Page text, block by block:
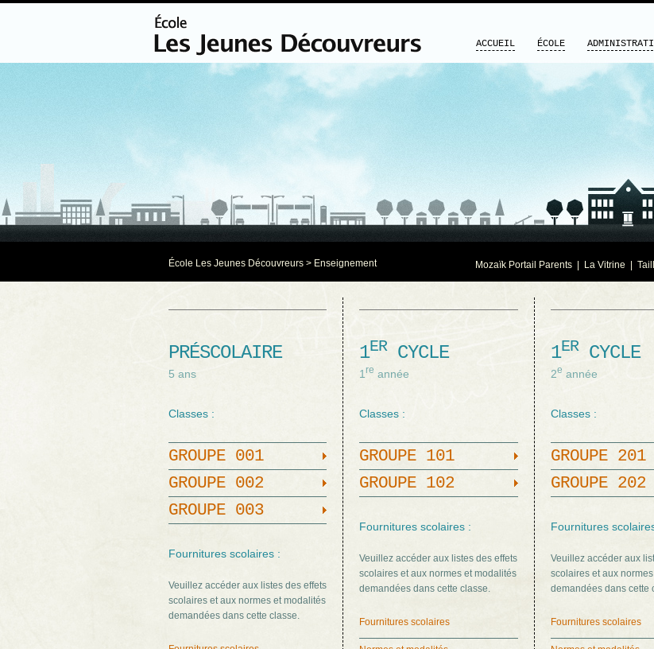
ACCUEIL ÉCOLE
École Les Jeunes Découvreurs > Enseignement Mozaïk Portail Parents La Vitrine |
PRÉSCOLAIRE
5 ans
Classes :
GROUPE 001
GROUPE 002
GROUPE 003
Fournitures scolaires :
Veuillez accéder aux listes des effets
scolaires et aux normes et modalités
demandées dans cette classe.
1ERCYCLE
1 re année
Classes :
GROUPE 101
GROUPE 102
Fournitures scolaires :
Veuillez accéder aux listes des effets
scolaires et aux normes et modalités
demandées dans cette classe.
Fournitures scolaires
1ERCYCLE
2e année
Classes :
GROUPE 201
GROUPE 202
Fournitures
Veuillez accéder aux
scolaires et aux
demandées dans cette
Fournitures scolaires